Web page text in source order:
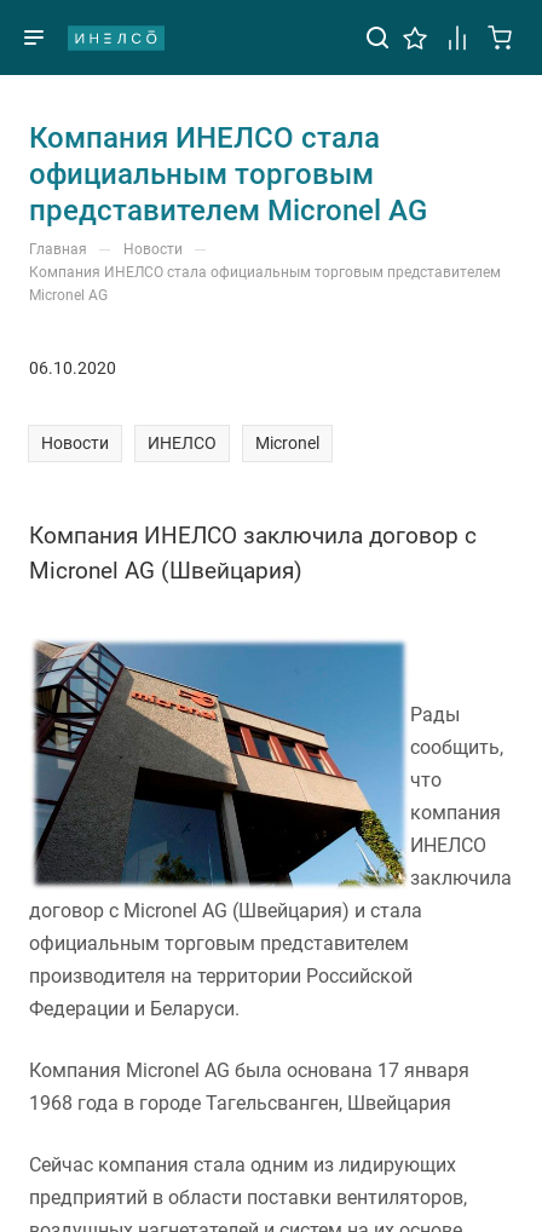
Компания ИНЕЛСО стала
официальным торговым
представителем Micronel AG
Главная — Новости —
Компания ИНЕЛСО стала официальным торговым представителем
Micronel AG
06.10.2020
Новости ИНЕЛСО Micronel
Компания ИНЕЛСО заключила договор с
Micronel AG (Швейцария)
Рады
сообщить,
что
компания
ИНЕЛСО
заключила
договор с Micronel AG (Швейцария) и стала
официальным торговым представителем
производителя на территории Российской
Федерации и Беларуси.
Компания Micronel AG была основана 17 января
1968 года в городе Тагельсванген, Швейцария
Сейчас компания стала одним из лидирующих
предприятий в области поставки вентиляторов,